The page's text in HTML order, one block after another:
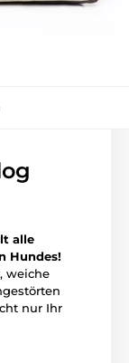
alle
Hundes!
weiche
nur Ihr